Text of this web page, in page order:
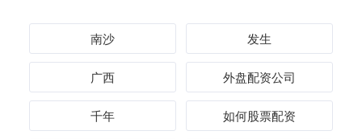
南沙 发生
广西 外盘配资公司
千年 如何股票配资